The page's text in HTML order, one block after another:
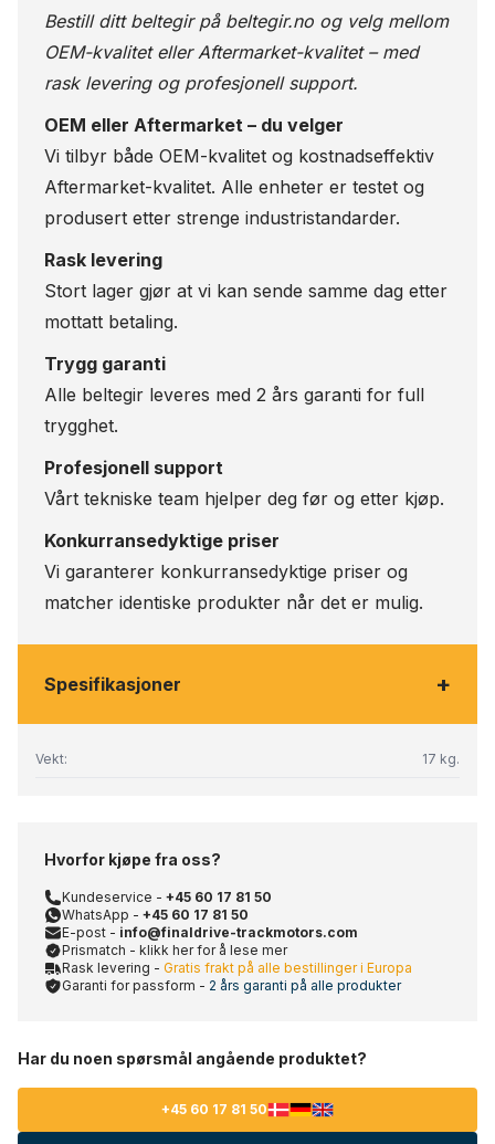
Bestill ditt beltegir på beltegir.no og velg mellom
OEM-kvalitet eller Aftermarket-kvalitet – med
rask levering og profesjonell support.
OEM eller Aftermarket – du velger
Vi tilbyr både OEM-kvalitet og kostnadseffektiv
Aftermarket-kvalitet. Alle enheter er testet og
produsert etter strenge industristandarder.
Rask levering
Stort lager gjør at vi kan sende samme dag etter
mottatt betaling.
Trygg garanti
Alle beltegir leveres med 2 års garanti for full
trygghet.
Profesjonell support
Vårt tekniske team hjelper deg før og etter kjøp.
Konkurransedyktige priser
Vi garanterer konkurransedyktige priser og
matcher identiske produkter når det er mulig.
Spesifikasjoner +
Vekt: 17 kg.
Hvorfor kjøpe fra oss?
Kundeservice - +45 60 17 81 50
WhatsApp - +45 60 17 81 50
E-post - info@finaldrive-trackmotors.com
Prismatch - klikk her for å lese mer
Rask levering - Gratis frakt på alle bestillinger i Europa
Garanti for passform - 2 års garanti på alle produkter
Har du noen spørsmål angående produktet?
+45 60 17 81 50